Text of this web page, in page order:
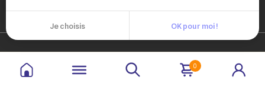
0
Je choisis OK pour moi !